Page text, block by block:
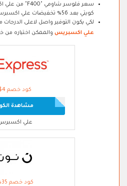
كويتي بعد 56% تخفيضات علي اكسبرس
لكي يكون التوفير واصل لاعلى
علي اكسبريس والممكن اختياره من
كود خصم 4$
مشاهدة
علي
كود خصم 35%